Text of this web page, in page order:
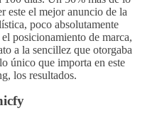
este el mejor anuncio de la
poco absolutamente
posicionamiento de marca,
a la sencillez que otorgaba
único que importa en este
los resultados.